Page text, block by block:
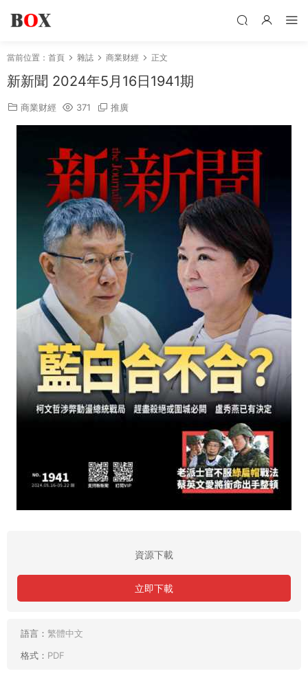
當前位置： 首頁 雜誌 商業财經 正文
新新聞 2024年5月16日1941期
商業财經 371 推廣
資源下載
立即下載
語言： 繁體中文
格式： PDF